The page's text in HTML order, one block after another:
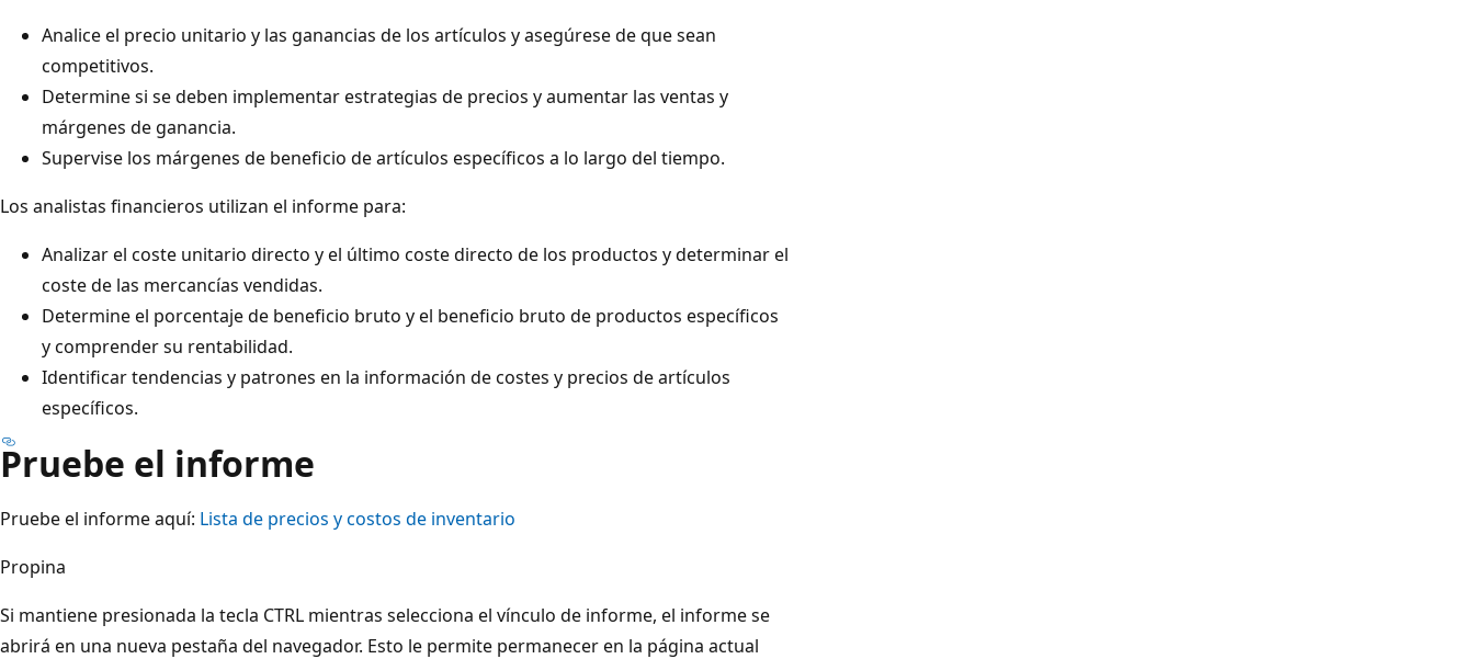
Analice el precio unitario y las ganancias de los artículos y asegúrese de que sean
competitivos.
Determine si se deben implementar estrategias de precios y aumentar las ventas y
márgenes de ganancia.
Supervise los márgenes de beneficio de artículos específicos a lo largo del tiempo.
Los analistas financieros utilizan el informe para:
Analizar el coste unitario directo y el último coste directo de los productos y determinar el
coste de las mercancías vendidas.
Determine el porcentaje de beneficio bruto y el beneficio bruto de productos específicos
y comprender su rentabilidad.
Identificar tendencias y patrones en la información de costes y precios de artículos
específicos.
Pruebe el informe
Pruebe el informe aquí: Lista de precios y costos de inventario
Propina
Si mantiene presionada la tecla CTRL mientras selecciona el vínculo de informe, el informe se
abrirá en una nueva pestaña del navegador. Esto le permite permanecer en la página actual